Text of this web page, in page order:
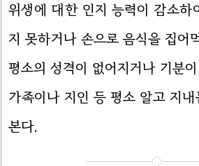
위생에 대한 인지 능력이 감소하
지 못하거나 손으로 음식을 집어
평소의 성격이 없어지거나 기분
가족이나 지인 등 평소 알고 지
본다.